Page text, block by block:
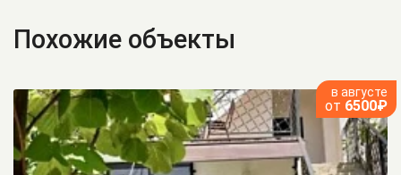
Похожие объекты
в августе
от 6500₽